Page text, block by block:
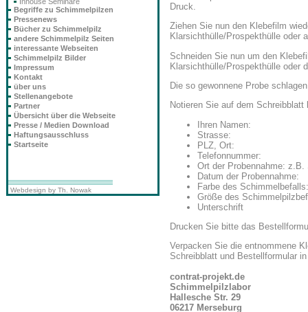
Druck.
Ziehen Sie nun den Klebefilm
Klarsichthülle/Prospekthülle oder
Schneiden Sie nun um den
Klarsichthülle/Prospekthülle oder
Die so gewonnene Probe
Notieren Sie auf dem Schreibblatt
Ihren Namen:
Strasse:
PLZ, Ort:
Telefonnummer:
Ort der Probennahme:
Datum der Probennahme:
Farbe des
Größe des
Unterschrift
Drucken Sie bitte das
Verpacken Sie die entnommene
Schreibblatt und Bestellformular
contrat-projekt.de
Schimmelpilzlabor
Hallesche Str. 29
06217 Merseburg
Begriffe zu Schimmelpilzen
Pressenews
Bücher zu Schimmelpilz
andere Schimmelpilz Seiten
interessante Webseiten
Schimmelpilz Bilder
Impressum
Kontakt
über uns
Stellenangebote
Partner
Übersicht über die Webseite
Presse / Medien Download
Haftungsausschluss
Startseite
Webdesign by Th. Nowak